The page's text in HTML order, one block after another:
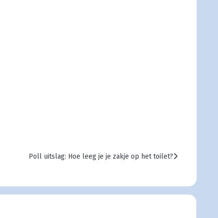
Volgende artikel: Poll uitslag: Hoe leeg je je zakje op het
Poll uitslag: Hoe leeg je je zakje op het toilet?